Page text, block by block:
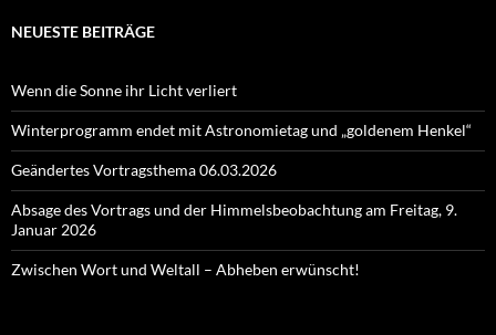
NEUESTE BEITRÄGE
Wenn die Sonne ihr Licht verliert
Winterprogramm endet mit Astronomietag und „goldenem Henkel“
Geändertes Vortragsthema 06.03.2026
Absage des Vortrags und der Himmelsbeobachtung am Freitag, 9.
Januar 2026
Zwischen Wort und Weltall – Abheben erwünscht!